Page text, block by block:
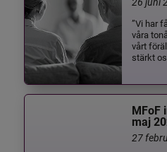
”Vi har
våra
vårt
stärkt
MFoF
maj
27